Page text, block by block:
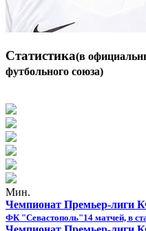
Статистика(в
футбольного союза)
Мин.
Чемпионат Премьер-лиги
ФК "Севастополь"14 матчей, в